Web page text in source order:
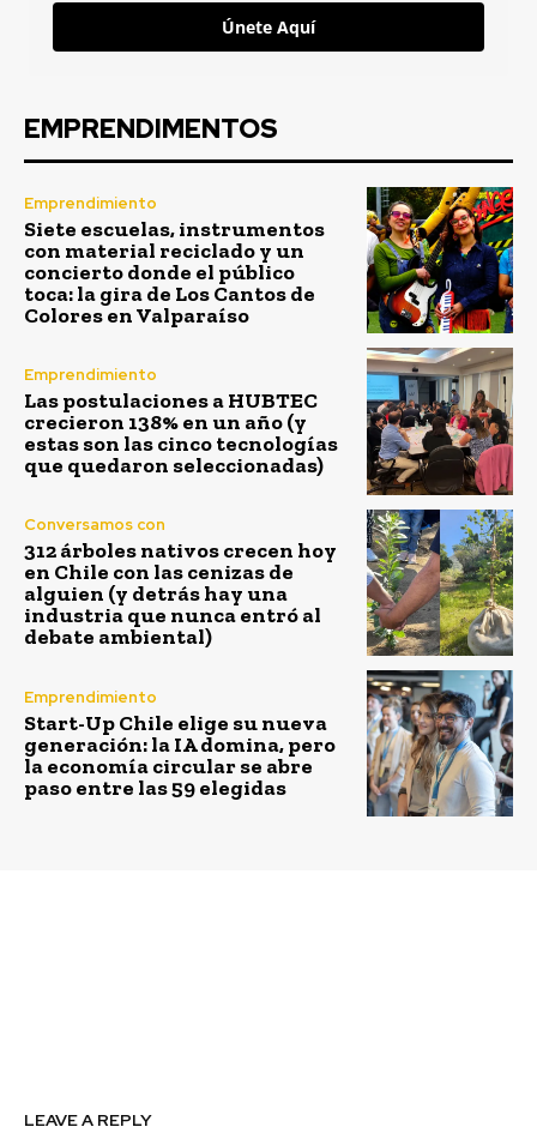
Únete Aquí
EMPRENDIMENTOS
Emprendimiento
Siete escuelas, instrumentos
con material reciclado y un
concierto donde el público
toca: la gira de Los Cantos de
Colores en Valparaíso
Emprendimiento
Las postulaciones a HUBTEC
crecieron 138% en un año (y
estas son las cinco tecnologías
que quedaron seleccionadas)
Conversamos con
312 árboles nativos crecen hoy
en Chile con las cenizas de
alguien (y detrás hay una
industria que nunca entró al
debate ambiental)
Emprendimiento
Start-Up Chile elige su nueva
generación: la IA domina, pero
la economía circular se abre
paso entre las 59 elegidas
LEAVE A REPLY